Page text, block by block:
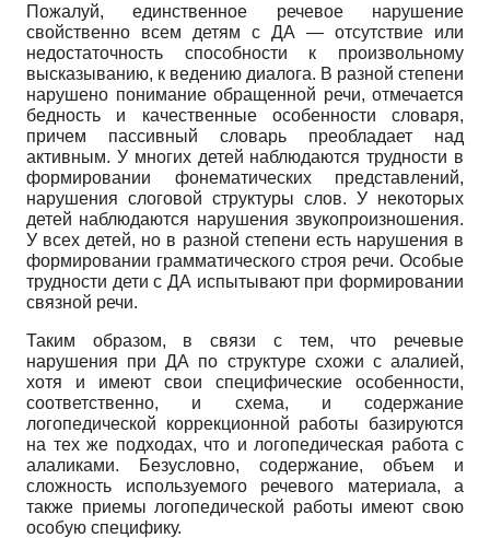
Пожалуй, единственное речевое нарушение
свойственно всем детям с ДА — отсутствие или
недостаточность способности к произвольному
высказыванию, к ведению диалога. В разной степени
нарушено понимание обращенной речи, отмечается
бедность и качественные особенности словаря,
причем пассивный словарь преобладает над
активным. У многих детей наблюдаются трудности в
формировании фонематических представлений,
нарушения слоговой структуры слов. У некоторых
детей наблюдаются нарушения звукопроизношения.
У всех детей, но в разной степени есть нарушения в
формировании грамматического строя речи. Особые
трудности дети с ДА испытывают при формировании
связной речи.
Таким образом, в связи с тем, что речевые
нарушения при ДА по структуре схожи с алалией,
хотя и имеют свои специфические особенности,
соответственно, и схема, и содержание
логопедической коррекционной работы базируются
на тех же подходах, что и логопедическая работа с
алаликами. Безусловно, содержание, объем и
сложность используемого речевого материала, а
также приемы логопедической работы имеют свою
особую специфику.